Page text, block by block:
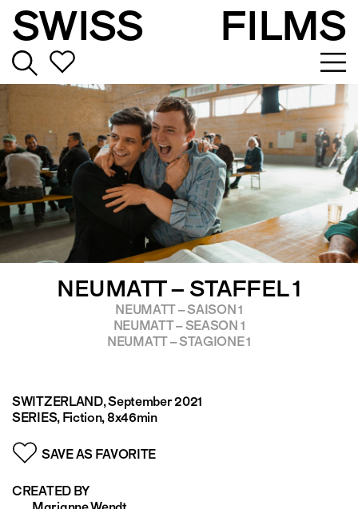
SWISS FILMS
NEUMATT – STAFFEL 1
NEUMATT – SAISON 1
NEUMATT – SEASON 1
NEUMATT – STAGIONE 1
SWITZERLAND, September 2021
SERIES, Fiction, 8x46min
SAVE AS FAVORITE
CREATED BY